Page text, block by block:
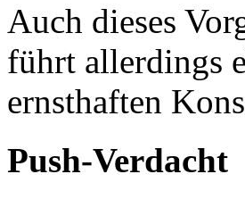
Auch dieses
führt allerdings
ernsthaften
Push-Verdacht